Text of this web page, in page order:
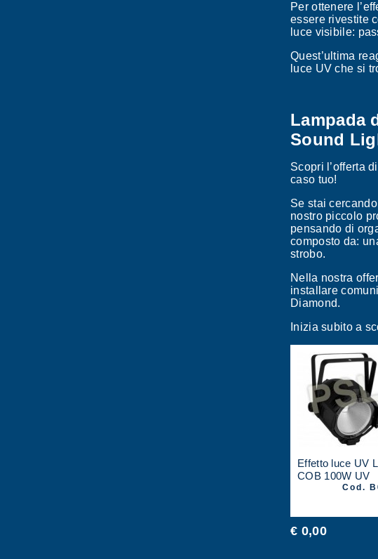
Per ottenere
essere rivestite
luce visibile:
Quest’ultima
luce UV che si
Lampada
Sound
Scopri l’offerta
caso tuo!
Se stai
nostro piccolo
pensando di
composto da:
strobo.
Nella nostra
installare
Diamond.
Inizia subito a
Effetto luce UV
COB 100W UV
Cod.
€ 0,00